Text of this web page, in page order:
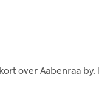
over Aabenraa